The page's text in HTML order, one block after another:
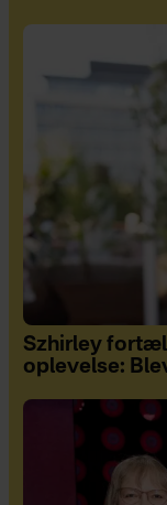
Szhirley
oplevelse: